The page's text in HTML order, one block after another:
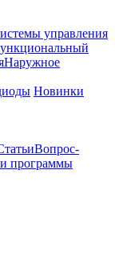
управления
Наружное
Новинки
Вопрос-
программы